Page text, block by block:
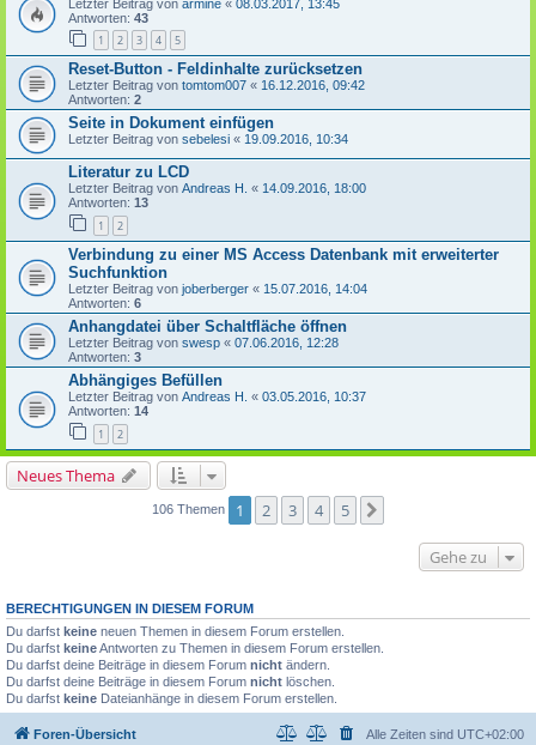
Letzter Beitrag von armine « 08.03.2017, 13:45
Antworten: 43
1 2 3 4 5
Reset-Button - Feldinhalte zurücksetzen
Letzter Beitrag von tomtom007 « 16.12.2016, 09:42
Antworten: 2
Seite in Dokument einfügen
Letzter Beitrag von sebelesi « 19.09.2016, 10:34
Literatur zu LCD
Letzter Beitrag von Andreas H. « 14.09.2016, 18:00
Antworten: 13
1 2
Verbindung zu einer MS Access Datenbank mit erweiterter
Suchfunktion
Letzter Beitrag von joberberger « 15.07.2016, 14:04
Antworten: 6
Anhangdatei über Schaltfläche öffnen
Letzter Beitrag von swesp « 07.06.2016, 12:28
Antworten: 3
Abhängiges Befüllen
Letzter Beitrag von Andreas H. « 03.05.2016, 10:37
Antworten: 14
1 2
Neues Thema
106 Themen 1 2 3 4 5
Gehe zu
BERECHTIGUNGEN IN DIESEM FORUM
Du darfst keine neuen Themen in diesem Forum erstellen.
Du darfst keineAntworten zu Themen in diesem Forum erstellen.
Du darfst deine Beiträge in diesem Forum nicht ändern.
Du darfst deine Beiträge in diesem Forum nicht löschen.
Du darfst keine Dateianhänge in diesem Forum erstellen.
Foren-Übersicht Alle Zeiten sind UTC+02:00